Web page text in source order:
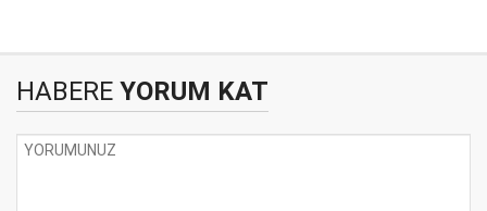
HABERE YORUM KAT